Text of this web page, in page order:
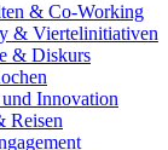
& Co-Working
& Viertelinitiativen
& Diskurs
Innovation
Reisen